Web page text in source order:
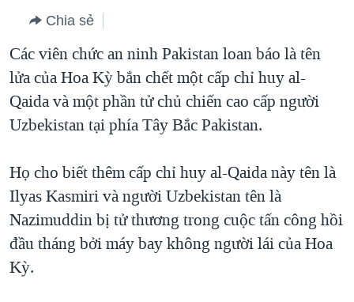
chính
điều
hướng
chính
Đi
"Tìm"
BLOG
DIỄN ĐÀN
MỤC
TỰ DO BÁO CHÍ
NGƯỜI VIỆT HẢI NGOẠI
ĐỜI SỐNG
CHUYÊN ĐỀ
HÀNH TRÌNH BẦU CỬ 2024
MỘT NĂM CHIẾN TRANH TẠI DẢI GAZA
GIẢI MÃ VÀNH ĐAI & CON ĐƯỜNG
NGÀY TỊ NẠN THẾ GIỚI
VIDEO
NGHE
MẠNG XÃ HỘI
Chia sẻ
Các viên chức an ninh Pakistan loan báo là tên
lửa của Hoa Kỳ bắn chết một cấp chỉ huy al-
Qaida và một phần tử chủ chiến cao cấp người
Uzbekistan tại phía Tây Bắc Pakistan.
Họ cho biết thêm cấp chỉ huy al-Qaida này tên là
Ilyas Kasmiri và người Uzbekistan tên là
Nazimuddin bị tử thương trong cuộc tấn công hồi
đầu tháng bởi máy bay không người lái của Hoa
Kỳ.